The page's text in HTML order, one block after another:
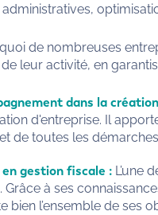
de nombreuses
leur activité, en
dans la
d'entreprise. Il
de toutes les
en gestion fiscale : L’une
Grâce à ses
bien l’ensemble de ses